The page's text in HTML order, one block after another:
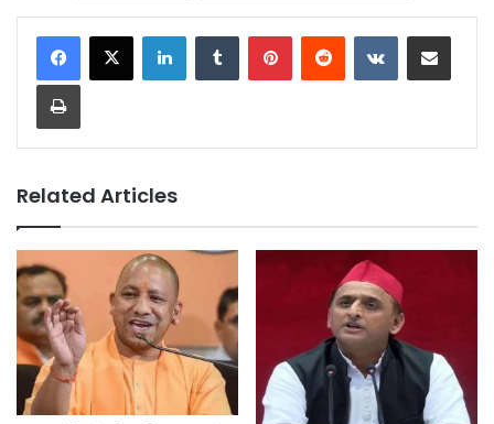
LinkedInTumblr PinterestReddit VKontakteShare via Email
Print
Related Articles